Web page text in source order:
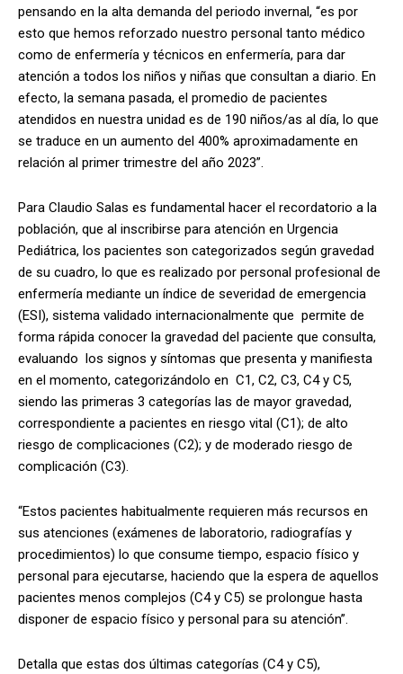
pensando en la alta demanda del periodo invernal, “es por
esto que hemos reforzado nuestro personal tanto médico
como de enfermería y técnicos en enfermería, para dar
atención a todos los niños y niñas que consultan a diario. En
efecto, la semana pasada, el promedio de pacientes
atendidos en nuestra unidad es de 190 niños/as al día, lo que
se traduce en un aumento del 400% aproximadamente en
relación al primer trimestre del año 2023”.
Para Claudio Salas es fundamental hacer el recordatorio a la
población, que al inscribirse para atención en Urgencia
Pediátrica, los pacientes son categorizados según gravedad
de su cuadro, lo que es realizado por personal profesional de
enfermería mediante un índice de severidad de emergencia
(ESI), sistema validado internacionalmente que permite de
forma rápida conocer la gravedad del paciente que consulta,
evaluando
los signos y síntomas que presenta y manifiesta
en el momento, categorizándolo en C1, C2, C3, C4 y C5,
siendo las primeras 3 categorías las de mayor gravedad,
correspondiente a pacientes en riesgo vital (C1); de alto
riesgo de complicaciones (C2); y de moderado riesgo de
complicación (C3).
“Estos pacientes habitualmente requieren más recursos en
sus atenciones (exámenes de laboratorio, radiografías y
procedimientos) lo que consume tiempo, espacio físico y
personal para ejecutarse, haciendo que la espera de aquellos
pacientes menos complejos (C4 y C5) se prolongue hasta
disponer de espacio físico y personal para su atención”.
Detalla que estas dos últimas categorías (C4 y C5),